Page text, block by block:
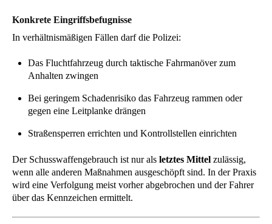
Konkrete Eingriffsbefugnisse
In verhältnismäßigen Fällen darf die Polizei:
Das Fluchtfahrzeug durch taktische Fahrmanöver zum
Anhalten zwingen
Bei geringem Schadenrisiko das Fahrzeug rammen oder
gegen eine Leitplanke drängen
Straßensperren errichten und Kontrollstellen einrichten
Der Schusswaffengebrauch ist nur als letztes Mittel zulässig,
wenn alle anderen Maßnahmen ausgeschöpft sind. In der Praxis
wird eine Verfolgung meist vorher abgebrochen und der Fahrer
über das Kennzeichen ermittelt.